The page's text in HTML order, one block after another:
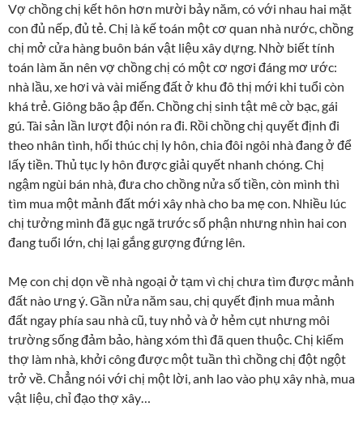
Vợ chồng chị kết hôn hơn mười bảy năm, có với nhau hai mặt
con đủ nếp, đủ tẻ. Chị là kế toán một cơ quan nhà nước, chồng
chị mở cửa hàng buôn bán vật liệu xây dựng. Nhờ biết tính
toán làm ăn nên vợ chồng chị có một cơ ngơi đáng mơ ước:
nhà lầu, xe hơi và vài miếng đất ở khu đô thị mới khi tuổi còn
khá trẻ. Giông bão ập đến. Chồng chị sinh tật mê cờ bạc, gái
gú. Tài sản lần lượt đội nón ra đi. Rồi chồng chị quyết định đi
theo nhân tình, hối thúc chị ly hôn, chia đôi ngôi nhà đang ở để
lấy tiền. Thủ tục ly hôn được giải quyết nhanh chóng. Chị
ngậm ngùi bán nhà, đưa cho chồng nửa số tiền, còn mình thì
tìm mua một mảnh đất mới xây nhà cho ba mẹ con. Nhiều lúc
chị tưởng mình đã gục ngã trước số phận nhưng nhìn hai con
đang tuổi lớn, chị lại gắng gượng đứng lên.
Mẹ con chị dọn về nhà ngoại ở tạm vì chị chưa tìm được mảnh
đất nào ưng ý. Gần nửa năm sau, chị quyết định mua mảnh
đất ngay phía sau nhà cũ, tuy nhỏ và ở hẻm cụt nhưng môi
trường sống đảm bảo, hàng xóm thì đã quen thuộc. Chị kiếm
thợ làm nhà, khởi công được một tuần thì chồng chị đột ngột
trở về. Chẳng nói với chị một lời, anh lao vào phụ xây nhà, mua
vật liệu, chỉ đạo thợ xây…